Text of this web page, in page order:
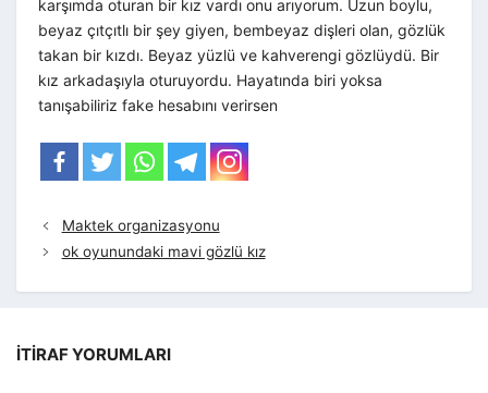
karşımda oturan bir kız vardı onu arıyorum. Uzun boylu,
beyaz çıtçıtlı bir şey giyen, bembeyaz dişleri olan, gözlük
takan bir kızdı. Beyaz yüzlü ve kahverengi gözlüydü. Bir
kız arkadaşıyla oturuyordu. Hayatında biri yoksa
tanışabiliriz fake hesabını verirsen
Maktek organizasyonu
ok oyunundaki mavi gözlü kız
İTIRAF YORUMLARI